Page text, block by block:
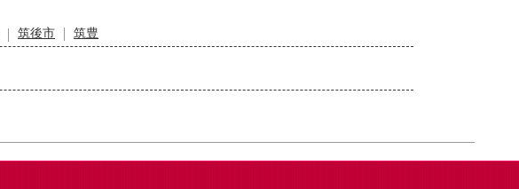
筑後市
筑豊